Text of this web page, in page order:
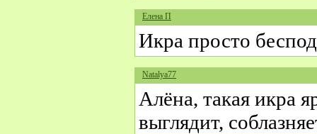
Елена П
Икра просто
Natalya77
Алёна, такая икра
выглядит,